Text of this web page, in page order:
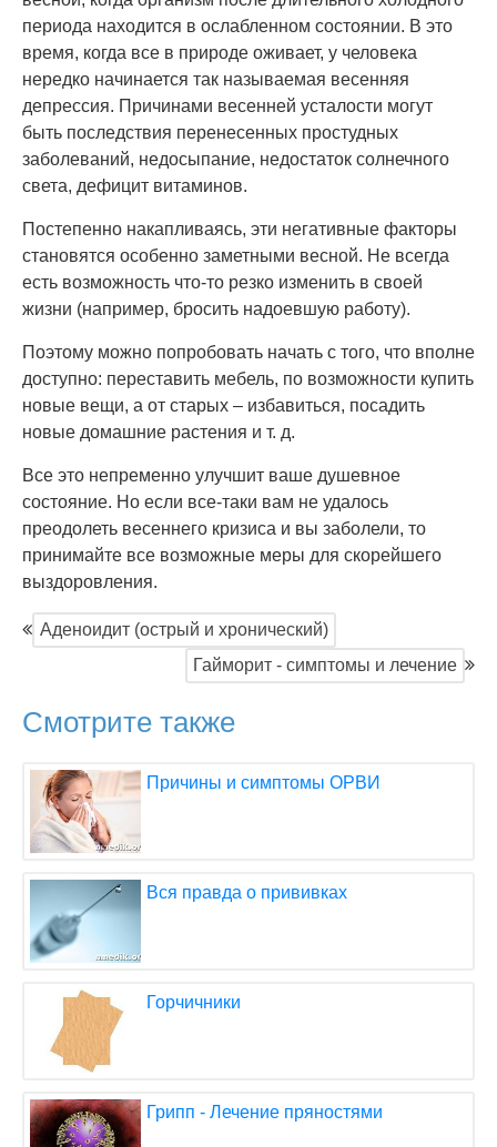
периода находится в ослабленном состоянии. В это
время, когда все в природе оживает, у человека
нередко начинается так называемая весенняя
депрессия. Причинами весенней усталости могут
быть последствия перенесенных простудных
заболеваний, недосыпание, недостаток солнечного
света, дефицит витаминов.
Постепенно накапливаясь, эти негативные факторы
становятся особенно заметными весной. Не всегда
есть возможность что-то резко изменить в своей
жизни (например, бросить надоевшую работу).
Поэтому можно попробовать начать с того, что вполне
доступно: переставить мебель, по возможности купить
новые вещи, а от старых – избавиться, посадить
новые домашние растения и т. д.
Все это непременно улучшит ваше душевное
состояние. Но если все-таки вам не удалось
преодолеть весеннего кризиса и вы заболели, то
принимайте все возможные меры для скорейшего
выздоровления.
Аденоидит (острый и хронический)
Гайморит - симптомы и лечение
Смотрите также
Причины и симптомы ОРВИ
Вся правда о прививках
Горчичники
Грипп - Лечение пряностями